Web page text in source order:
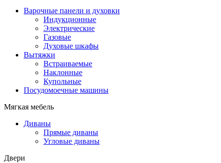
Варочные панели и духовки
Индукционные
Электрические
Газовые
Духовые шкафы
Вытяжки
Встраиваемые
Наклонные
Купольные
Посудомоечные машины
Мягкая мебель
Диваны
Прямые диваны
Угловые диваны
Двери